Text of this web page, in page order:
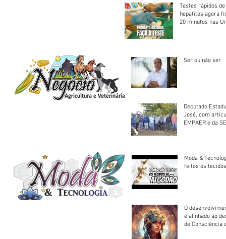
Testes rápidos
hepatites agora
20 minutos nas
Ser ou não ser
Deputado
José, com
EMPAER e da
Moda &
feitos os
O
é alinhado ao
de Consciência